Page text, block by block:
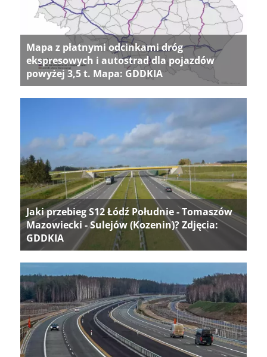
Mapa z płatnymi odcinkami dróg
ekspresowych i autostrad dla pojazdów
powyżej 3,5 t. Mapa: GDDKIA
Jaki przebieg S12 Łódź Południe - Tomaszów
Mazowiecki - Sulejów (Kozenin)? Zdjęcia:
GDDKIA